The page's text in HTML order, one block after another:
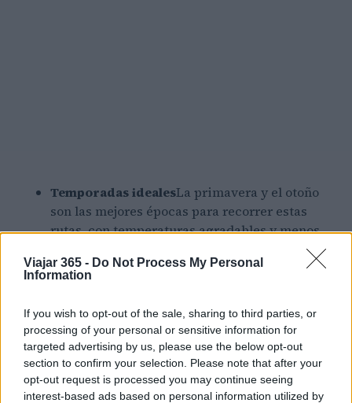
Viajar 365 - Do Not Process My Personal
Information
If you wish to opt-out of the sale, sharing to third parties, or
processing of your personal or sensitive information for
targeted advertising by us, please use the below opt-out
section to confirm your selection. Please note that after your
opt-out request is processed you may continue seeing
interest-based ads based on personal information utilized by
Temporadas idealesLa primavera y el otoño
son las mejores épocas para recorrer estas
rutas, con temperaturas agradables y menos
turismo. El verano puede ser muy caluroso en
algunas zonas.
estrechas y con curvas cerradas. Es
recomendable salir temprano para evitar el
tráfico y disfrutar de las rutas con más
tranquilidad.
Normativa localAsegúrate de conocer las